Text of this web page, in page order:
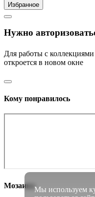
Избранное
Нужно
Для работы с
откроется в новом окне
Кому понравилось
МозаикаМы используем